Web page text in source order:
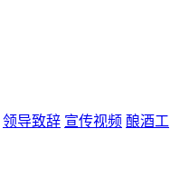
领导致辞 宣传视频 酿酒工